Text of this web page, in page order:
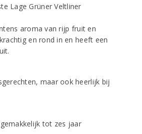
aroma van rijp fruit en
en rond in en heeft een
maar ook heerlijk bij
tot zes jaar